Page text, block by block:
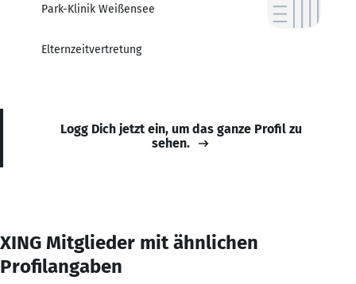
Park-Klinik Weißensee
Elternzeitvertretung
Logg Dich jetzt ein, um das ganze Profil zu
sehen.
XING Mitglieder mit ähnlichen
Profilangaben